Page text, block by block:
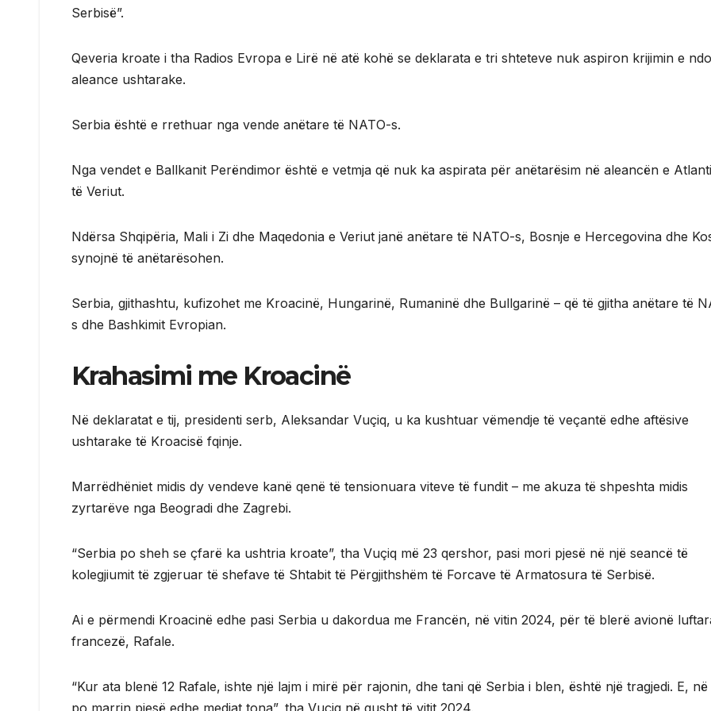
Serbisë”.
Qeveria kroate i tha Radios Evropa e Lirë në atë kohë se deklarata e tri shteteve nuk aspiron krijimin e
aleance ushtarake.
Serbia është e rrethuar nga vende anëtare të NATO-s.
Nga vendet e Ballkanit Perëndimor është e vetmja që nuk ka aspirata për anëtarësim në aleancën e
të Veriut.
Ndërsa Shqipëria, Mali i Zi dhe Maqedonia e Veriut janë anëtare të NATO-s, Bosnje e Hercegovina dhe
synojnë të anëtarësohen.
Serbia, gjithashtu, kufizohet me Kroacinë, Hungarinë, Rumaninë dhe Bullgarinë – që të gjitha anëtare të
s dhe Bashkimit Evropian.
Krahasimi me Kroacinë
Në deklaratat e tij, presidenti serb, Aleksandar Vuçiq, u ka kushtuar vëmendje të veçantë edhe aftësive
ushtarake të Kroacisë fqinje.
Marrëdhëniet midis dy vendeve kanë qenë të tensionuara viteve të fundit – me akuza të shpeshta midis
zyrtarëve nga Beogradi dhe Zagrebi.
“Serbia po sheh se çfarë ka ushtria kroate”, tha Vuçiq më 23 qershor, pasi mori pjesë në një seancë të
kolegjiumit të zgjeruar të shefave të Shtabit të Përgjithshëm të Forcave të Armatosura të Serbisë.
Ai e përmendi Kroacinë edhe pasi Serbia u dakordua me Francën, në vitin 2024, për të blerë avionë
francezë, Rafale.
“Kur ata blenë 12 Rafale, ishte një lajm i mirë për rajonin, dhe tani që Serbia i blen, është një tragjedi. E, në